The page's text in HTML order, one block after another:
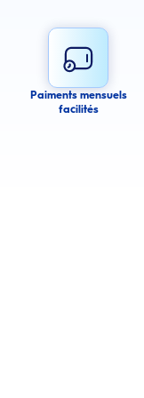
product. We may use
your personal data as
at any time.
Paiments mensuels
facilités
Oral-Bgencives plus saines avec les